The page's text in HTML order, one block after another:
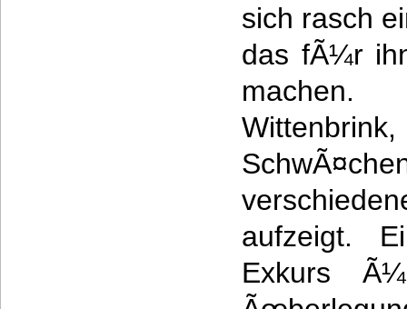
sich rasch
das fÃ¼r
machen.
aufzeigt.
Exkurs